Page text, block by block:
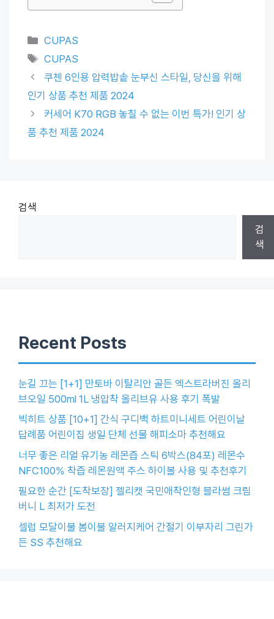
Categories
CUPAS
Tags
CUPAS
쿠첸 6인용 압력밥솥 눈부신 스타일, 당신을 위해
인기 상품 추천 제품 2024
커세어 K70 RGB 놓칠 수 없는 이번 특가! 인기 상
품 추천 제품 2024
검색
검
색
Recent Posts
눈길 끄는 [1+1] 만토바 이탈리안 골든 엑스트라버진 올리
브오일 500ml 1L 냉압착 올리브유 사용 후기 폭발
빅히트 상품 [10+1] 간식 구디백 하트미니세트 어린이날
답례품 어린이집 생일 단체 선물 해피소마 추천해요
너무 좋은 리얼 유기농 레몬즙 스틱 6박스(84포) 레몬수
NFC100% 착즙 레몬원액 주스 하이볼 사용 및 추천후기
필요한 순간 [도착보장] 젤리캣 국민애착인형 블라썸 크림
버니 L 최저가 도전
셀럽 모달이불 봄이불 알러지케어 간절기 이부자리 그린가
든 SS 추천해요